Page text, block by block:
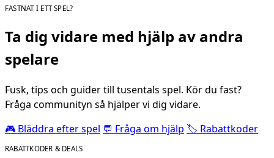
FASTNAT I ETT SPEL?
Ta dig vidare med hjälp av andra
spelare
Fusk, tips och guider till tusentals spel. Kör du fast?
Fråga communityn så hjälper vi dig vidare.
🎮 Bläddra efter spel 💬 Fråga om hjälp 🏷️ Rabattkoder
RABATTKODER & DEALS